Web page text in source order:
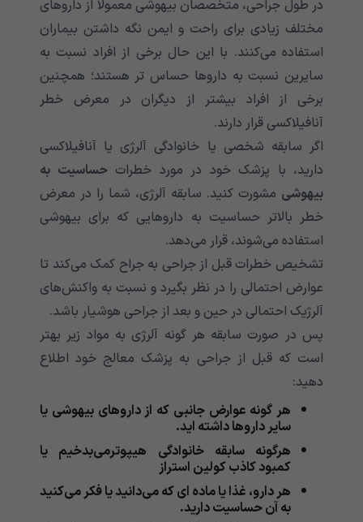
در طول جراحی، متخصصان بیهوشی معمولاً از داروهای
مختلف زیادی برای راحت و ایمن نگه داشتن بیماران
استفاده می‌‌‌‌‌‌‌‌‌‌‌‌‌‌‌‌‌‌‌‌‌‌‌‌‌‌‌‌‌‌‌‌‌‌‌‌‌‌‌‌‌‌‌کنند. با این حال برخی از افراد نسبت به
سایرین نسبت به داروها حساس تر هستند؛ همچنین
برخی از افراد بیشتر از دیگران در معرض خطر
آنافیلاکسی قرار دارند.
اگر سابقه شخصی یا خانوادگی آلرژی یا آنافیلاکسی
دارید، با پزشک خود در مورد خطراتحساسیت به
بیهوشی مشورت کنید. سابقه آلرژی، شما را در معرض
خطر بالاتر حساسیت به داروهایی که برای بیهوشی
استفاده می‌‌‌‌‌‌‌‌‌‌‌‌‌‌‌‌‌‌‌‌‌‌‌‌‌‌‌‌‌‌‌‌‌‌‌‌‌‌‌‌‌‌‌شوند، قرار می‌‌‌‌‌‌‌‌‌‌‌‌‌‌‌‌‌‌‌‌‌‌‌‌‌‌‌‌‌‌‌‌‌‌‌‌‌‌‌‌‌‌‌دهد.
تشخیص خطرات قبل از جراحی به جراح کمک می‌کند تا
عوارض احتمالی را در نظر بگیرد و نسبت به واکنش‌های
آلرژیک احتمالی در حین و بعد از جراحی هوشیار باشد.
پس در صورت سابقه هر گونه آلرژی به مواد زیر بهتر
است که قبل از جراحی به پزشک معالج خود اطلاع
دهید:
هر گونه عوارض جانبی که از داروهای بیهوشی یا
سایر داروها داشته اید.
هرگونه سابقه خانوادگی هیپوترمی‌‌‌‌‌‌‌‌‌‌‌‌‌‌‌‌‌‌‌‌‌‌‌‌‌‌‌‌‌‌‌‌‌‌‌‌‌‌‌‌‌‌‌بدخیم یا
کمبود کاذب کولین استراز
هر دارو، غذا یا ماده ای که می‌‌‌‌‌‌‌‌‌‌‌‌‌‌‌‌‌‌‌‌‌‌‌‌‌‌‌‌‌‌‌‌‌‌‌‌‌‌‌‌‌‌‌دانید یا فکر می‌‌‌‌‌‌‌‌‌‌‌‌‌‌‌‌‌‌‌‌‌‌‌‌‌‌‌‌‌‌‌‌‌‌‌‌‌‌‌‌‌‌‌کنید
به آن حساسیت دارید.